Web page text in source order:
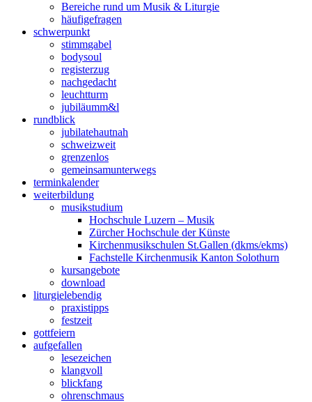
Bereiche rund um Musik & Liturgie
häufigefragen
schwerpunkt
stimmgabel
bodysoul
registerzug
nachgedacht
leuchtturm
jubiläumm&l
rundblick
jubilatehautnah
schweizweit
grenzenlos
gemeinsamunterwegs
terminkalender
weiterbildung
musikstudium
Hochschule Luzern – Musik
Zürcher Hochschule der Künste
Kirchenmusikschulen St.Gallen (dkms/ekms)
Fachstelle Kirchenmusik Kanton Solothurn
kursangebote
download
liturgielebendig
praxistipps
festzeit
gottfeiern
aufgefallen
lesezeichen
klangvoll
blickfang
ohrenschmaus